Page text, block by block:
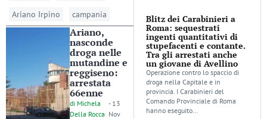
Ariano Irpino
campania
Ariano,
nasconde
droga nelle
mutandine e
reggiseno:
arrestata
66enne
di Michela
Della Rocca
- 13
Nov
Blitz dei Carabinieri a
Roma: sequestrati
ingenti quantitativi di
stupefacenti e contante.
Tra gli arrestati anche
un giovane di Avellino
Operazione contro lo spaccio di
droga nella Capitale e in
provincia. I Carabinieri del
Comando Provinciale di Roma
hanno eseguito…